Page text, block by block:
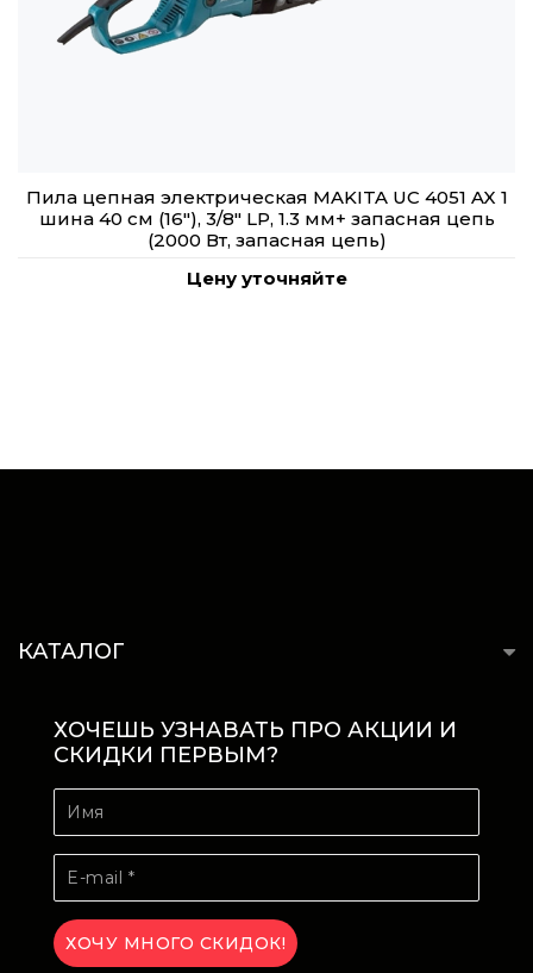
Пила цепная электрическая MAKITA UC 4051 AX 1
шина 40 см (16"), 3/8" LP, 1.3 мм+ запасная цепь
(2000 Вт, запасная цепь)
Цену уточняйте
КАТАЛОГ
ХОЧЕШЬ УЗНАВАТЬ ПРО АКЦИИ И
СКИДКИ ПЕРВЫМ?